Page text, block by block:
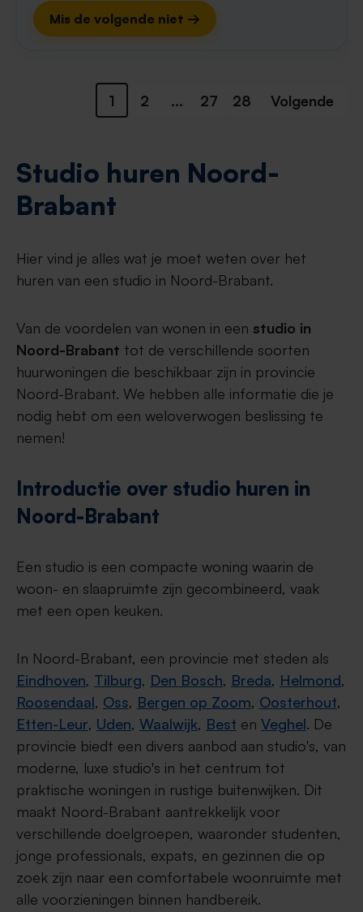
Mis de volgende niet →
1 2 ... 27 28 Volgende
Studio huren Noord-
Brabant
Hier vind je alles wat je moet weten over het
huren van een studio in Noord-Brabant.
Van de voordelen van wonen in een studio in
Noord-Brabant tot de verschillende soorten
huurwoningen die beschikbaar zijn in provincie
Noord-Brabant. We hebben alle informatie die je
nodig hebt om een weloverwogen beslissing te
nemen!
Introductie over studio huren in
Noord-Brabant
Een studio is een compacte woning waarin de
woon- en slaapruimte zijn gecombineerd, vaak
met een open keuken.
In Noord-Brabant, een provincie met steden als
Eindhoven, Tilburg, Den Bosch, Breda, Helmond,
Roosendaal, Oss, Bergen op Zoom, Oosterhout,
Etten-Leur, Uden, Waalwijk, Best en Veghel. De
provincie biedt een divers aanbod aan studio's, van
moderne, luxe studio's in het centrum tot
praktische woningen in rustige buitenwijken. Dit
maakt Noord-Brabant aantrekkelijk voor
verschillende doelgroepen, waaronder studenten,
jonge professionals, expats, en gezinnen die op
zoek zijn naar een comfortabele woonruimte met
alle voorzieningen binnen handbereik.